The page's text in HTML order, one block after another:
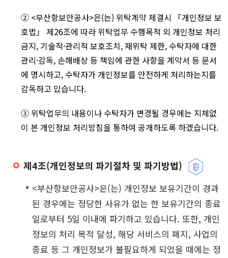
② <부산항보안공사>은(는) 위탁계약 체결시 「개인정보 보
호법」 제26조에 따라 위탁업무 수행목적 외 개인정보 처리
금지, 기술적·관리적 보호조치, 재위탁 제한, 수탁자에 대한
관리·감독, 손해배상 등 책임에 관한 사항을 계약서 등 문서
에 명시하고, 수탁자가 개인정보를 안전하게 처리하는지를
감독하고 있습니다.
③ 위탁업무의 내용이나 수탁자가 변경될 경우에는 지체없
이 본 개인정보 처리방침을 통하여 공개하도록 하겠습니다.
제4조(개인정보의 파기절차 및 파기방법)
<부산항보안공사>은(는) 개인정보 보유기간이 경과
된 경우에는 정당한 사유가 없는 한 보유기간의 종료
일로부터 5일 이내에 파기하고 있습니다. 또한, 개인
정보의 처리 목적 달성, 해당 서비스의 폐지, 사업의
종료 등 그 개인정보가 불필요하게 되었을 때에는 정